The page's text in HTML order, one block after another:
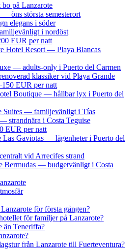
bo på Lanzarote
öns största semesterort
elegans i söder
i nordöst
EUR per natt
Hotel Resort — Playa Blancas
— adults-only i Puerto del Carmen
klassiker vid Playa Grande
EUR per natt
Boutique — hållbar lyx i Puerto del
Suites — familjevänligt i Tías
strandnära i Costa Teguise
EUR per natt
Las Gaviotas — lägenheter i Puerto del
vid Arrecifes strand
Bermudas — budgetvänligt i Costa
för första gången?
för familjer på Lanzarote?
än Teneriffa?
från Lanzarote till Fuerteventura?